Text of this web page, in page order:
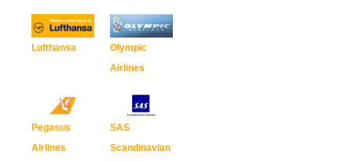
Lufthansa
Olympic
Airlines
Pegasus
Airlines
SAS
Scandinavian